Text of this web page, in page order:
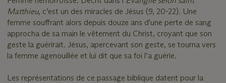
Matthieu, c’est un des miracles de Jésus (9, 20-22). Une
femme souffrant alors depuis douze ans d'une perte de sang
approcha de sa main le vêtement du Christ, croyant que son
geste la guérirait. Jésus, apercevant son geste, se tourna vers
la femme agenouillée et lui dit que sa foi l’a guérie.
Les représentations de ce passage biblique datent pour la